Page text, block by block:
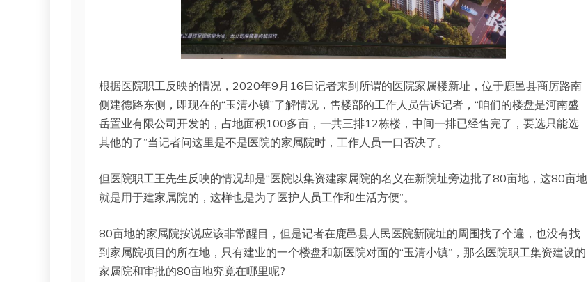
根据医院职工反映的情况，2020年9月16日记者来到所谓的医院家属楼新址，位于鹿邑县商厉路南
侧建德路东侧，即现在的“玉清小镇”了解情况，售楼部的工作人员告诉记者，“咱们的楼盘是河南盛
岳置业有限公司开发的，占地面积100多亩，一共三排12栋楼，中间一排已经售完了，要选只能选
其他的了”当记者问这里是不是医院的家属院时，工作人员一口否决了。
但医院职工王先生反映的情况却是“医院以集资建家属院的名义在新院址旁边批了80亩地，这80亩地
就是用于建家属院的，这样也是为了医护人员工作和生活方便”。
80亩地的家属院按说应该非常醒目，但是记者在鹿邑县人民医院新院址的周围找了个遍，也没有找
到家属院项目的所在地，只有建业的一个楼盘和新医院对面的“玉清小镇”，那么医院职工集资建设的
家属院和审批的80亩地究竟在哪里呢?